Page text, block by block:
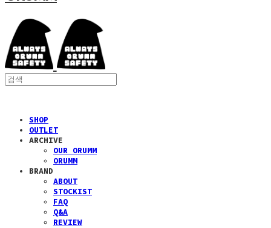
SHOP
OUTLET
ARCHIVE
OUR ORUMM
ORUMM
BRAND
ABOUT
STOCKIST
FAQ
Q&A
REVIEW